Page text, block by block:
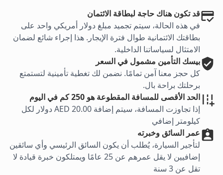
قد تكون هناك حاجة لبطاقة الائتمان
في هذه الحالة، سيتم تجميد مبلغ دولار أمريكي واحد على
بطاقتك الائتمانية طوال فترة الإيجار. هذا إجراء شائع لضمان
الامتثال لسياساتنا الداخلية.
بيسك التأمين مشمول في السعر
كل حجز معنا آمن تمامًا. نضمن لك تغطية تأمينية لتستمتع
برحلتك براحة بال.
الحد الأقصى للمسافة المقطوعة هو 250 كم في اليوم
إذا تجاوزت المسافة، سيتم إضافة AED 20.00 دولار لكل
كيلومتر إضافي
عمر السائق وخبرته
لتأجير السيارة، يُطلب أن يكون السائق الرئيسي وأي سائقين
إضافيين لا يقل عمرهم عن 25 عامًا ويمتلكون خبرة قيادة لا
تقل عن 3 سنة